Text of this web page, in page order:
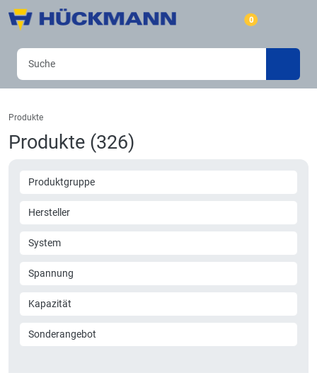
0
Produkte
Produkte (326)
Produktgruppe
Hersteller
System
Spannung
Kapazität
Sonderangebot